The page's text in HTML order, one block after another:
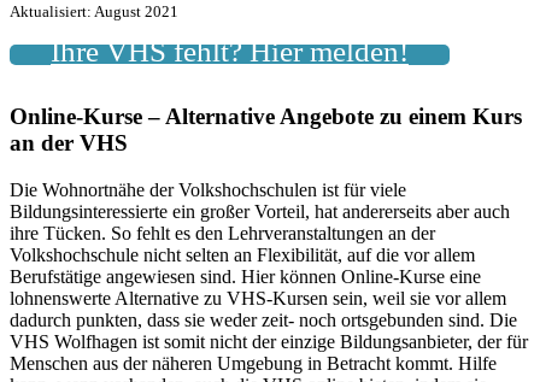
Aktualisiert: August 2021
Ihre VHS fehlt? Hier melden!
Online-Kurse – Alternative Angebote zu einem Kurs
an der VHS
Die Wohnortnähe der Volkshochschulen ist für viele
Bildungsinteressierte ein großer Vorteil, hat andererseits aber auch
ihre Tücken. So fehlt es den Lehrveranstaltungen an der
Volkshochschule nicht selten an Flexibilität, auf die vor allem
Berufstätige angewiesen sind. Hier können Online-Kurse eine
lohnenswerte Alternative zu VHS-Kursen sein, weil sie vor allem
dadurch punkten, dass sie weder zeit- noch ortsgebunden sind. Die
VHS Wolfhagen ist somit nicht der einzige Bildungsanbieter, der für
Menschen aus der näheren Umgebung in Betracht kommt. Hilfe